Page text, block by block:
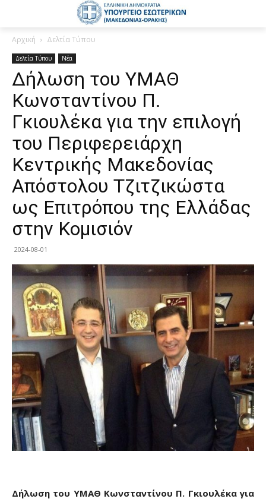
Αρχική Δελτία Τύπου
Δελτία Τύπου Νέα
Δήλωση του ΥΜΑΘ
Κωνσταντίνου Π.
Γκιουλέκα για την επιλογή
του Περιφερειάρχη
Κεντρικής Μακεδονίας
Απόστολου Τζιτζικώστα
ως Επιτρόπου της Ελλάδας
στην Κομισιόν
2024-08-01
Δήλωση του ΥΜΑΘ Κωνσταντίνου Π. Γκιουλέκα για